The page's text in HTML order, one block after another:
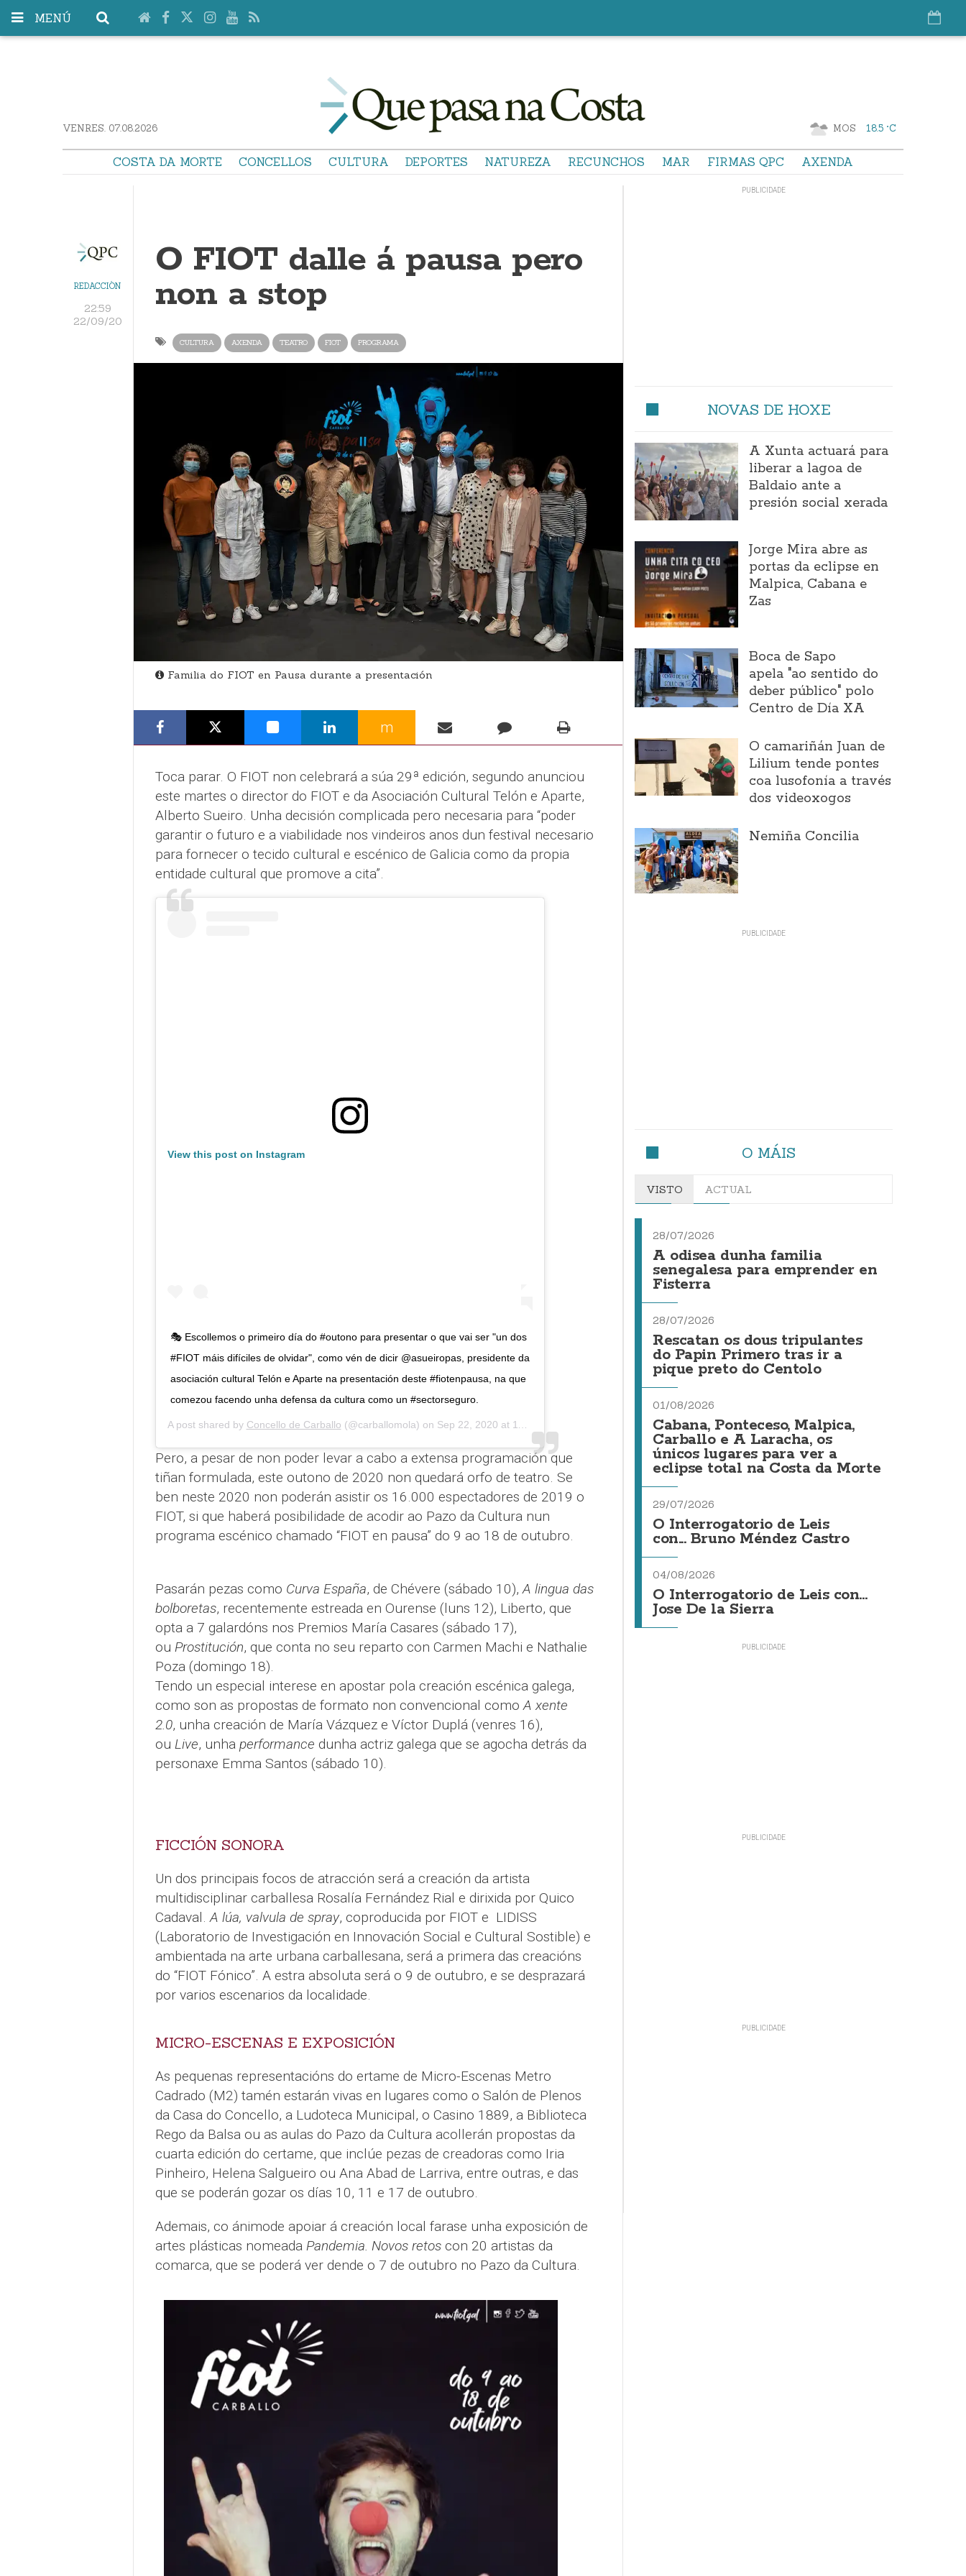
MENÚ
VENRES. 07.08.2026 MOS 18.5 °C
COSTA DA MORTE CONCELLOS CULTURA DEPORTES NATUREZA RECUNCHOS MAR FIRMAS QPC AXENDA
REDACCIÓN
22:59
22/09/20
O FIOT dalle á pausa pero
non a stop
CULTURA AXENDA TEATRO FIOT PROGRAMA
Familia do FIOT en Pausa durante a presentación
m
Toca parar. O FIOT non celebrará a súa 29ª edición, segundo anunciou
este martes o director do FIOT e da Asociación Cultural Telón e Aparte,
Alberto Sueiro. Unha decisión complicada pero necesaria para “poder
garantir o futuro e a viabilidade nos vindeiros anos dun festival necesario
para fornecer o tecido cultural e escénico de Galicia como da propia
entidade cultural que promove a cita”.
View this post on Instagram
🎭 Escollemos o primeiro día do #outono para presentar o que vai ser "un dos
#FIOT máis difíciles de olvidar", como vén de dicir @asueiropas, presidente da
asociación cultural Telón e Aparte na presentación deste #fiotenpausa, na que
comezou facendo unha defensa da cultura como un #sectorseguro.
A post shared by Concello de Carballo (@carballomola) on Sep 22, 2020 at 11:15am PDT
Pero, a pesar de non poder levar a cabo a extensa programación que
tiñan formulada, este outono de 2020 non quedará orfo de teatro. Se
ben neste 2020 non poderán asistir os 16.000 espectadores de 2019 o
FIOT, si que haberá posibilidade de acodir ao Pazo da Cultura nun
programa escénico chamado “FIOT en pausa” do 9 ao 18 de outubro.
Pasarán pezas como Curva España, de Chévere (sábado 10),A lingua das
bolboretas, recentemente estreada en Ourense (luns 12), Liberto, que
opta a 7 galardóns nos Premios María Casares (sábado 17),
ou Prostitución, que conta no seu reparto con Carmen Machi e Nathalie
Poza (domingo 18).
Tendo un especial interese en apostar pola creación escénica galega,
como son as propostas de formato non convencional comoA xente
2.0, unha creación de María Vázquez e Víctor Duplá (venres 16),
ou Live, unha performance dunha actriz galega que se agocha detrás da
personaxe Emma Santos (sábado 10).
FICCIÓN SONORA
Un dos principais focos de atracción será a creación da artista
multidisciplinar carballesa Rosalía Fernández Rial e dirixida por Quico
Cadaval.A lúa, valvula de spray, coproducida por FIOT e LIDISS
(Laboratorio de Investigación en Innovación Social e Cultural Sostible) e
ambientada na arte urbana carballesana, será a primera das creacións
do “FIOT Fónico”. A estra absoluta será o 9 de outubro, e se desprazará
por varios escenarios da localidade.
MICRO-ESCENAS E EXPOSICIÓN
As pequenas representacións do ertame de Micro-Escenas Metro
Cadrado (M2) tamén estarán vivas en lugares como o Salón de Plenos
da Casa do Concello, a Ludoteca Municipal, o Casino 1889, a Biblioteca
Rego da Balsa ou as aulas do Pazo da Cultura acollerán propostas da
cuarta edición do certame, que inclúe pezas de creadoras como Iria
Pinheiro, Helena Salgueiro ou Ana Abad de Larriva, entre outras, e das
que se poderán gozar os días 10, 11 e 17 de outubro.
Ademais, co ánimode apoiar á creación local farase unha exposición de
artes plásticas nomeada Pandemia. Novos retoscon 20 artistas da
comarca, que se poderá ver dende o 7 de outubro no Pazo da Cultura.
NOVAS DE HOXE
A Xunta actuará para
liberar a lagoa de
Baldaio ante a
presión social xerada
Jorge Mira abre as
portas da eclipse en
Malpica, Cabana e
Zas
Boca de Sapo
apela "ao sentido do
deber público" polo
Centro de Día XA
O camariñán Juan de
Lilium tende pontes
coa lusofonía a través
dos videoxogos
Nemiña Concilia
O MÁIS
VISTO ACTUAL
28/07/2026
A odisea dunha familia
senegalesa para emprender en
Fisterra
28/07/2026
Rescatan os dous tripulantes
do Papin Primero tras ir a
pique preto do Centolo
01/08/2026
Cabana, Ponteceso, Malpica,
Carballo e A Laracha, os
únicos lugares para ver a
eclipse total na Costa da Morte
29/07/2026
O Interrogatorio de Leis
con... Bruno Méndez Castro
04/08/2026
O Interrogatorio de Leis con...
Jose De la Sierra